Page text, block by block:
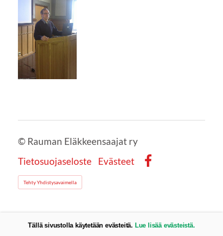
© Rauman Eläkkeensaajat ry
Tietosuojaseloste
Evästeet
Tehty Yhdistysavaimella
Tällä sivustolla käytetään evästeitä. Lue lisää evästeistä.